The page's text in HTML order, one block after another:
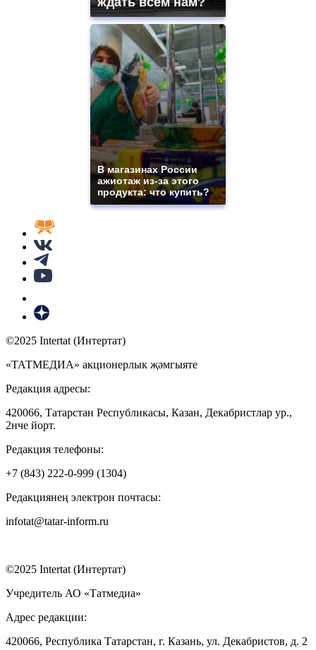
В магазинах России
ажиотаж из-за этого
продукта: что купить?
©2025 Intertat (Интертат)
«ТАТМЕДИА» акционерлык җәмгыяте
Редакция адресы:
420066, Татарстан Республикасы, Казан, Декабристлар ур.,
2нче йорт.
Редакция телефоны:
+7 (843) 222-0-999 (1304)
Редакциянең электрон почтасы:
infotat@tatar-inform.ru
©2025 Intertat (Интертат)
Учредитель АО «Татмедиа»
Адрес редакции:
420066, Республика Татарстан, г. Казань, ул. Декабристов, д. 2